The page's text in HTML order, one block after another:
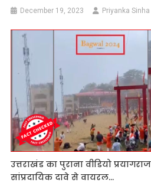
December 19, 2023 Priyanka Sinha
उत्तराखंड का पुराना वीडियो
सांप्रदायिक दावे से वायरल…